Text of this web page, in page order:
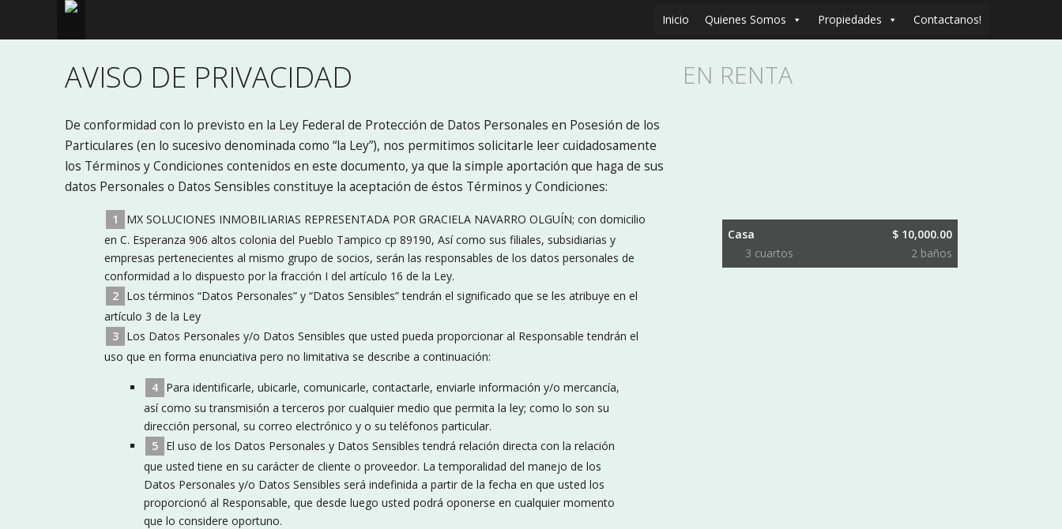
Inicio Quienes Somos Propiedades Contactanos!
AVISO DE PRIVACIDAD
De conformidad con lo previsto en la Ley Federal de Protección de Datos Personales en Posesión de los
Particulares (en lo sucesivo denominada como “la Ley”), nos permitimos solicitarle leer cuidadosamente
los Términos y Condiciones contenidos en este documento, ya que la simple aportación que haga de sus
datos Personales o Datos Sensibles constituye la aceptación de éstos Términos y Condiciones:
MX SOLUCIONES INMOBILIARIAS REPRESENTADA POR GRACIELA NAVARRO OLGUÍN; con domicilio
en C. Esperanza 906 altos colonia del Pueblo Tampico cp 89190, Así como sus filiales, subsidiarias y
empresas pertenecientes al mismo grupo de socios, serán las responsables de los datos personales de
conformidad a lo dispuesto por la fracción I del artículo 16 de la Ley.
Los términos “Datos Personales” y “Datos Sensibles” tendrán el significado que se les atribuye en el
artículo 3 de la Ley
Los Datos Personales y/o Datos Sensibles que usted pueda proporcionar al Responsable tendrán el
uso que en forma enunciativa pero no limitativa se describe a continuación:
Para identificarle, ubicarle, comunicarle, contactarle, enviarle información y/o mercancía,
así como su transmisión a terceros por cualquier medio que permita la ley; como lo son su
dirección personal, su correo electrónico y o su teléfonos particular.
El uso de los Datos Personales y Datos Sensibles tendrá relación directa con la relación
que usted tiene en su carácter de cliente o proveedor. La temporalidad del manejo de los
Datos Personales y/o Datos Sensibles será indefinida a partir de la fecha en que usted los
proporcionó al Responsable, que desde luego usted podrá oponerse en cualquier momento
que lo considere oportuno.
EN RENTA
Casa
5 сuartos
Casa
$ 10,000.00
3 сuartos
2 baños
Departamento
2 сuartos
LOCAL
1 baño
Bodega
Departamento
1 cama
LOCAL
1 baño
LOCAL
2 baños
EDIFICIO
2 baños
Casa
2 сuartos
LOCAL
1 baño
Casa
4 сuartos
Casa
3 сuartos
Casa
2 сuartos
Casa
3 сuartos
LOCAL
LOCAL
Departamento
2 сuartos
LOCAL
Terreno
397 m²
Casa
5 сuartos
Casa
3 сuartos